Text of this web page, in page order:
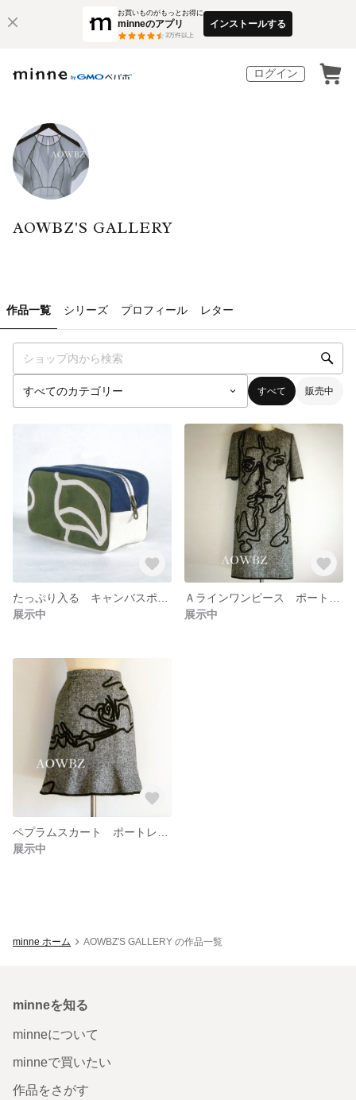
お買いものがもっとお得に
minneのアプリ
3万件以上
インストールする
ログイン
AOWBZ'S GALLERY
作品一覧 シリーズ プロフィール レター
すべて 販売中
展示中
展示中
展示中
minne ホーム AOWBZ'S GALLERY の作品一覧
minneを知る
minneについて
minneで買いたい
作品をさがす